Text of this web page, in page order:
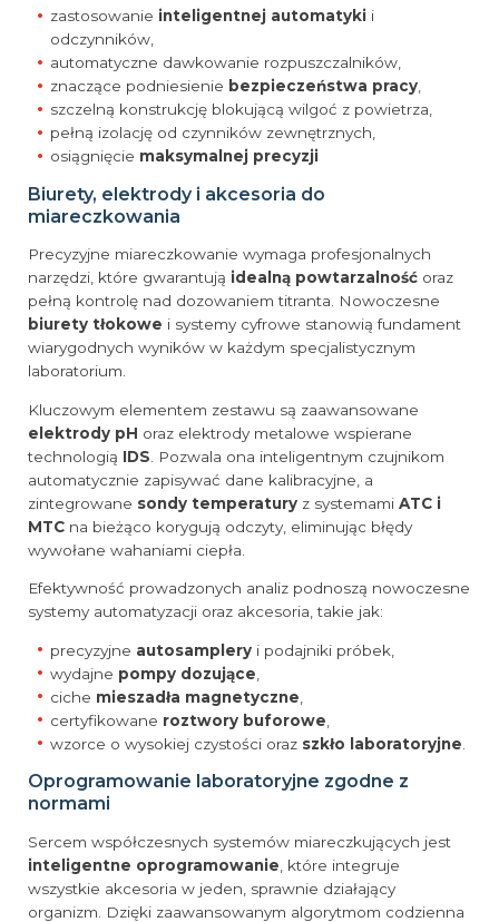
zastosowanie inteligentnej automatyki i
odczynników,
automatyczne dawkowanie rozpuszczalników,
znaczące podniesienie bezpieczeństwa pracy,
szczelną konstrukcję blokującą wilgoć z powietrza,
pełną izolację od czynników zewnętrznych,
osiągnięcie maksymalnej precyzji
Biurety, elektrody i akcesoria do
miareczkowania
Precyzyjne miareczkowanie wymaga profesjonalnych
narzędzi, które gwarantują idealną powtarzalność oraz
pełną kontrolę nad dozowaniem titranta. Nowoczesne
biurety tłokowe i systemy cyfrowe stanowią fundament
wiarygodnych wyników w każdym specjalistycznym
laboratorium.
Kluczowym elementem zestawu są zaawansowane
elektrody pH oraz elektrody metalowe wspierane
technologią IDS . Pozwala ona inteligentnym czujnikom
automatycznie zapisywać dane kalibracyjne, a
zintegrowane sondy temperatury z systemami ATC i
MTC na bieżąco korygują odczyty, eliminując błędy
wywołane wahaniami ciepła.
Efektywność prowadzonych analiz podnoszą nowoczesne
systemy automatyzacji oraz akcesoria, takie jak:
precyzyjne autosamplery i podajniki próbek,
wydajne pompy dozujące
ciche mieszadła magnetyczne
certyfikowane roztwory buforowe
wzorce o wysokiej czystości oraz szkło laboratoryjne
Oprogramowanie laboratoryjne zgodne z
normami
Sercem współczesnych systemów miareczkujących jest
inteligentne oprogramowanie , które integruje
wszystkie akcesoria w jeden, sprawnie działający
organizm. Dzięki zaawansowanym algorytmom codzienna